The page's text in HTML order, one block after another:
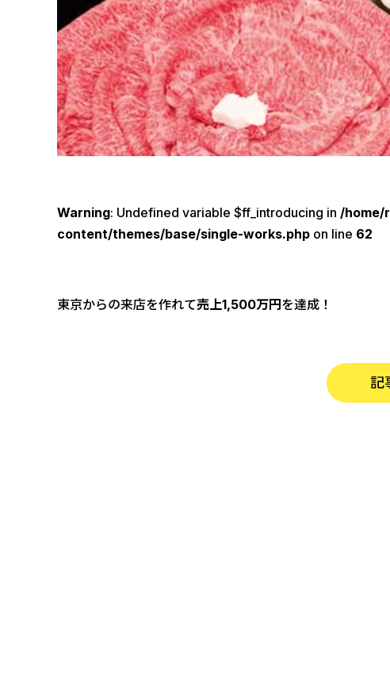
Warning: Undefined variable $ff_introducing in /home/
content/themes/base/single-works.php on line 62
東京からの来店を作れて売上1,500万円 を達成！
記